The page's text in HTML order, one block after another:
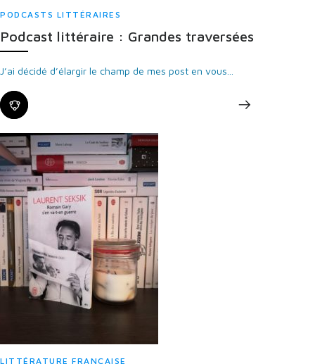
PODCASTS LITTÉRAIRES
Podcast littéraire : Grandes traversées
J’ai décidé d’élargir le champ de mes post en vous...
LITTÉRATURE FRANÇAISE